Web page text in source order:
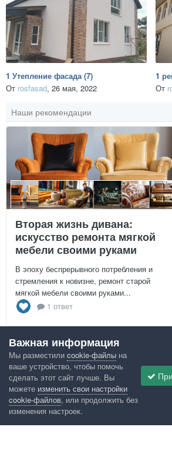
1 Утепление фасада (7)
От rosfasad, 26 мая, 2022
1
От
Наши рекомендации
Вторая жизнь дивана:
искусство ремонта мягкой
мебели своими руками
В эпоху беспрерывного потребления и
стремления к новизне, ремонт старой
мягкой мебели своими руками...
1 ответ
Посмотреть всё
Google рекомендует
Важная информация
Мы разместили cookie-файлы на
ваше устройство, чтобы помочь
сделать этот сайт лучше. Вы
можете изменить свои настройки
cookie-файлов, или продолжить без
изменения настроек.